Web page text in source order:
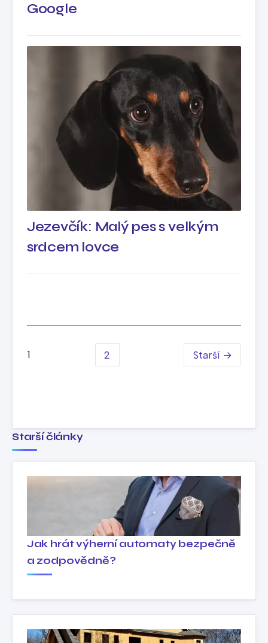
Google
Jezevčík: Malý pes s velkým
srdcem lovce
1 2 Starší →
Starší články
Jak hrát výherní automaty bezpečně
a zodpovědně?